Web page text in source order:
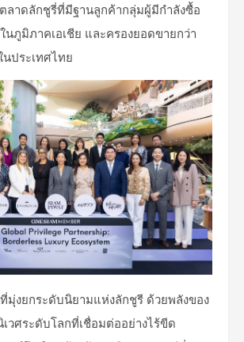
ลาดลักชูรี่ที่มีฐานลูกค้ากลุ่มผู้มีกำลังซื้อ
นภูมิภาคเอเชีย และครองยอดขายกว่า
ประเทศไทย
มุ่งยกระดับนิยามแห่งลักชูรี ด้วยพลังของ
วศระดับโลกที่เชื่อมต่ออย่างไร้ขีด